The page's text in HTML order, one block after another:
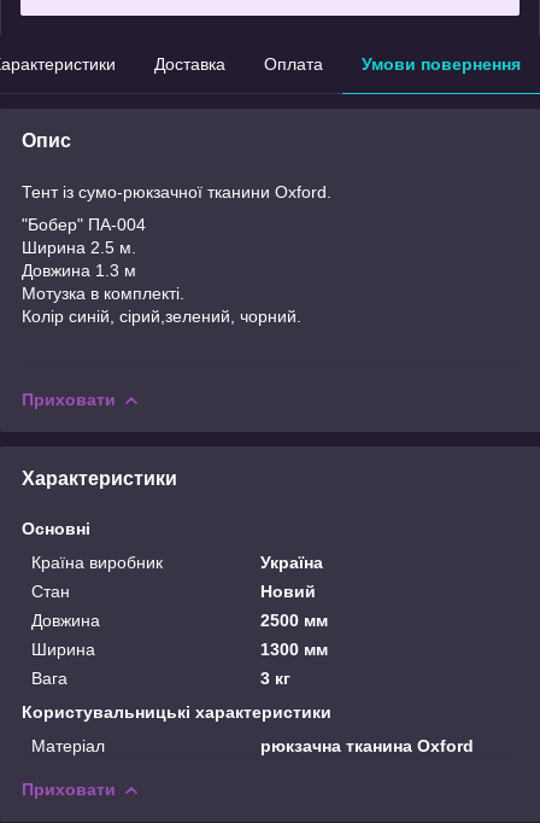
Доставка Оплата Умови повернення
Опис
Тент із сумо-рюкзачної тканини Oxford.
"Бобер" ПА-004
Ширина 2.5 м.
Довжина 1.3 м
Мотузка в комплекті.
Колір синій, сірий,зелений, чорний.
Приховати
Характеристики
Основні
Країна виробник
Україна
Стан
Новий
Довжина
2500 мм
Ширина
1300 мм
Вага
3 кг
Користувальницькі характеристики
Матеріал
рюкзачна тканина Oxford
Приховати